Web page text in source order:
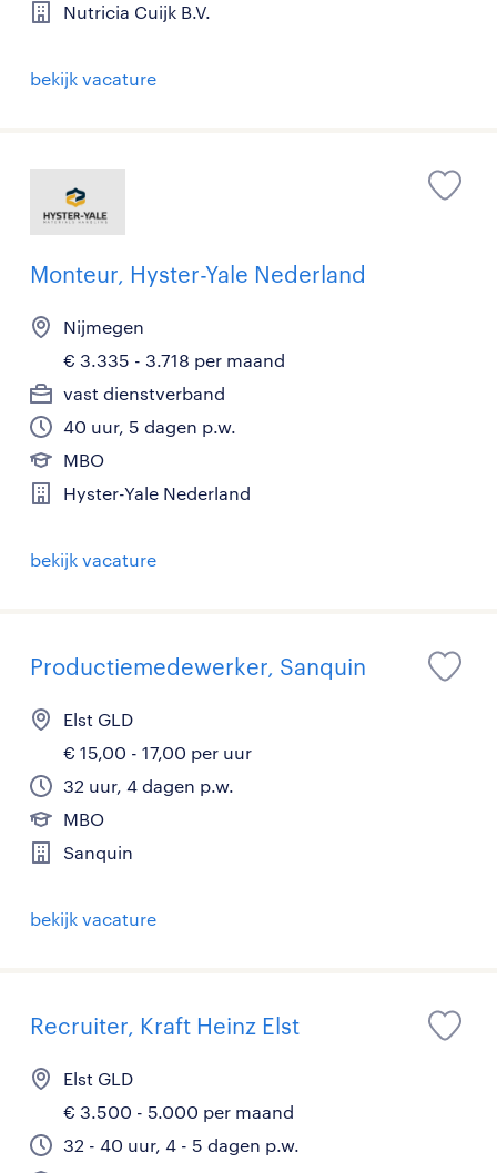
Nutricia Cuijk B.V.
bekijk vacature
Monteur, Hyster-Yale Nederland
Nijmegen
€ 3.335 - 3.718 per maand
vast dienstverband
40 uur, 5 dagen p.w.
MBO
Hyster-Yale Nederland
bekijk vacature
Productiemedewerker, Sanquin
Elst GLD
€ 15,00 - 17,00 per uur
32 uur, 4 dagen p.w.
MBO
Sanquin
bekijk vacature
Recruiter, Kraft Heinz Elst
Elst GLD
€ 3.500 - 5.000 per maand
32 - 40 uur, 4 - 5 dagen p.w.